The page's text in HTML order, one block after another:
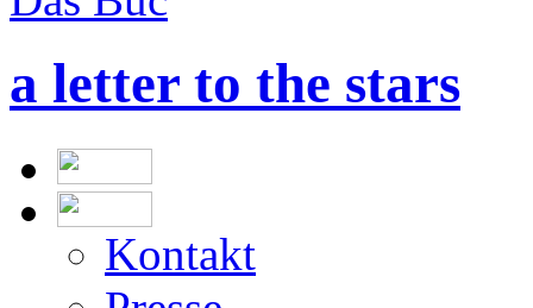
Kontakt
Presse
Projektteam
Impressum